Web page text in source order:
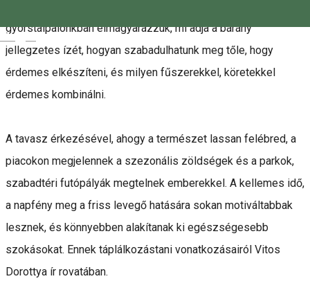
Magyar
gyorstalpalónkban elmagyarázzuk, mi adja a bárány
jellegzetes ízét, hogyan szabadulhatunk meg tőle, hogy
érdemes elkészíteni, és milyen fűszerekkel, köretekkel
érdemes kombinálni.
A tavasz érkezésével, ahogy a természet lassan felébred, a
piacokon megjelennek a szezonális zöldségek és a parkok,
szabadtéri futópályák megtelnek emberekkel. A kellemes idő,
a napfény meg a friss levegő hatására sokan motiváltabbak
lesznek, és könnyebben alakítanak ki egészségesebb
szokásokat. Ennek táplálkozástani vonatkozásairól Vitos
Dorottya ír rovatában.